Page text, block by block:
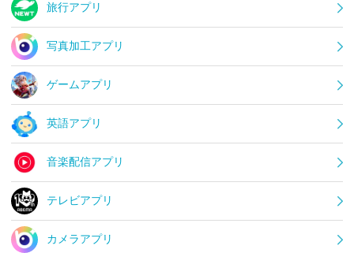
旅行アプリ
写真加工アプリ
ゲームアプリ
英語アプリ
音楽配信アプリ
テレビアプリ
カメラアプリ